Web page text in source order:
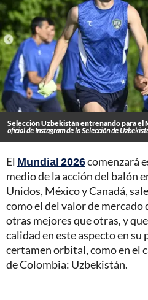
Selección Uzbekistán entrenando para el
oficial de Instagram de la Selección de
El Mundial 2026comenzará
medio de la acción del balón
Unidos, México y Canadá,
como el del valor de mercado
otras mejores que otras, y
calidad en este aspecto en su
certamen orbital, como en el
de Colombia: Uzbekistán.